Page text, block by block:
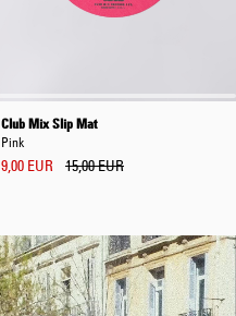
Club Mix Slip Mat
Pink
9,00 EUR 15,00 EUR